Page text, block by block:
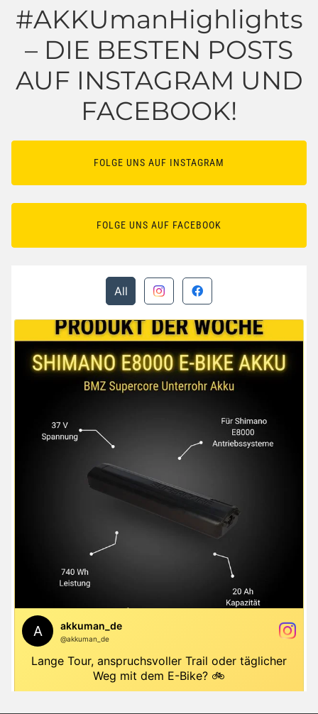
#AKKUmanHighlights
– DIE BESTEN POSTS
AUF INSTAGRAM UND
FACEBOOK!
FOLGE UNS AUF INSTAGRAM
FOLGE UNS AUF FACEBOOK